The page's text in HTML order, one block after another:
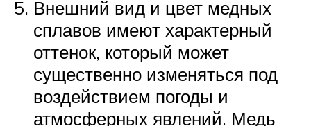
Внешний вид и цвет медных
сплавов имеют характерный
оттенок, который может
существенно изменяться под
воздействием погоды и
атмосферных явлений. Медь